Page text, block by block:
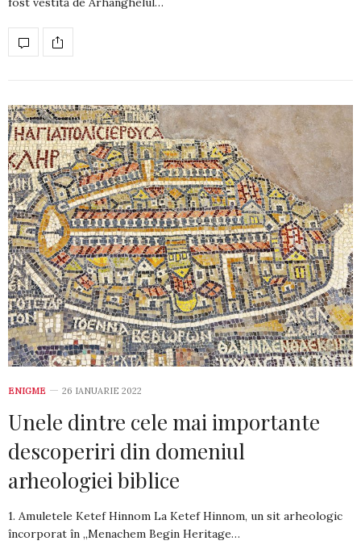
ENIGME 26 IANUARIE 2022
Unele dintre cele mai importante
descoperiri din domeniul
arheologiei biblice
1. Amuletele Ketef Hinnom La Ketef Hinnom, un sit arheologic
încorporat în „Menachem Begin Heri­tage…